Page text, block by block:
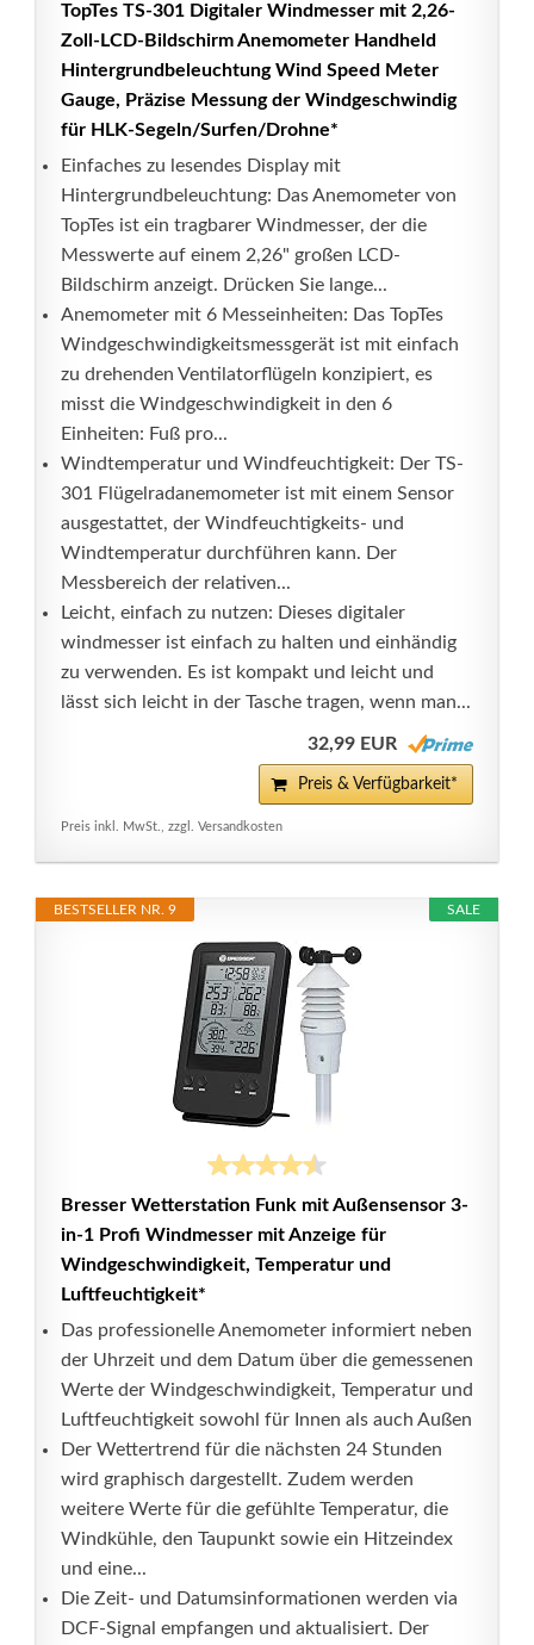
TopTes TS-301 Digitaler Windmesser mit 2,26-
Zoll-LCD-Bildschirm Anemometer Handheld
Hintergrundbeleuchtung Wind Speed Meter
Gauge, Präzise Messung der Windgeschwindig
für HLK-Segeln/Surfen/Drohne*
Einfaches zu lesendes Display mit
Hintergrundbeleuchtung: Das Anemometer von
TopTes ist ein tragbarer Windmesser, der die
Messwerte auf einem 2,26" großen LCD-
Bildschirm anzeigt. Drücken Sie lange...
Anemometer mit 6 Messeinheiten: Das TopTes
Windgeschwindigkeitsmessgerät ist mit einfach
zu drehenden Ventilatorflügeln konzipiert, es
misst die Windgeschwindigkeit in den 6
Einheiten: Fuß pro...
Windtemperatur und Windfeuchtigkeit: Der TS-
301 Flügelradanemometer ist mit einem Sensor
ausgestattet, der Windfeuchtigkeits- und
Windtemperatur durchführen kann. Der
Messbereich der relativen...
Leicht, einfach zu nutzen: Dieses digitaler
windmesser ist einfach zu halten und einhändig
zu verwenden. Es ist kompakt und leicht und
lässt sich leicht in der Tasche tragen, wenn man...
32,99 EUR
Preis & Verfügbarkeit*
Preis inkl. MwSt., zzgl. Versandkosten
SALE
BESTSELLER NR. 9
Bresser Wetterstation Funk mit Außensensor 3-
in-1 Profi Windmesser mit Anzeige für
Windgeschwindigkeit, Temperatur und
Luftfeuchtigkeit*
Das professionelle Anemometer informiert neben
der Uhrzeit und dem Datum über die gemessenen
Werte der Windgeschwindigkeit, Temperatur und
Luftfeuchtigkeit sowohl für Innen als auch Außen
Der Wettertrend für die nächsten 24 Stunden
wird graphisch dargestellt. Zudem werden
weitere Werte für die gefühlte Temperatur, die
Windkühle, den Taupunkt sowie ein Hitzeindex
und eine...
Die Zeit- und Datumsinformationen werden via
DCF-Signal empfangen und aktualisiert. Der